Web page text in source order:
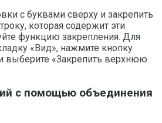
с буквами сверху и закрепить
которая содержит эти
функцию закрепления. Для
«Вид», нажмите кнопку
выберите «Закрепить верхнюю
с помощью объединения